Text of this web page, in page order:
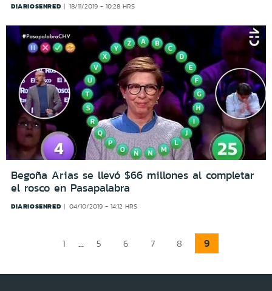
DIARIOSENRED 18/11/2019 - 10:28 HRS
Begoña Arias se llevó $66 millones al completar
el rosco en Pasapalabra
DIARIOSENRED 04/10/2019 - 14:12 HRS
1 ... 5 6 7 8 9